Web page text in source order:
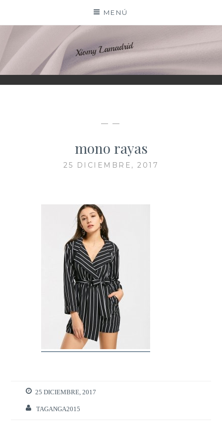
contenido
MENÚ
XIOMY LAMADRID
— —
mono rayas
25 DICIEMBRE, 2017
25 DICIEMBRE, 2017
TAGANGA2015